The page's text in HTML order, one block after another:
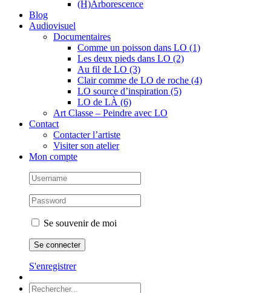
(H)Arborescence
Blog
Audiovisuel
Documentaires
Comme un poisson dans LO (1)
Les deux pieds dans LO (2)
Au fil de LO (3)
Clair comme de LO de roche (4)
LO source d’inspiration (5)
LO de LÀ (6)
Art Classe – Peindre avec LO
Contact
Contacter l’artiste
Visiter son atelier
Mon compte
Se souvenir de moi
S'enregistrer
Rechercher: